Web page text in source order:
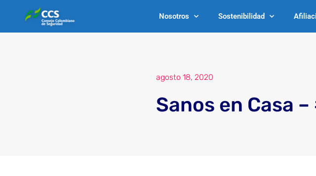
Nosotros Sostenibilidad
agosto 18, 2020
Sanos en Casa